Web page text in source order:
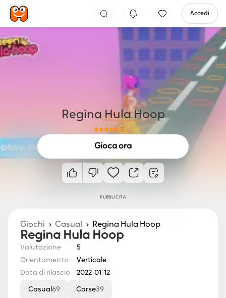
Accedi
Regina Hula Hoop
5
Gioca ora
PUBBLICITÀ
Giochi Casual Regina Hula Hoop
Regina Hula Hoop
Valutazione
5
Orientamento
Verticale
Data di rilascio
2022-01-12
Casual 69 Corse39